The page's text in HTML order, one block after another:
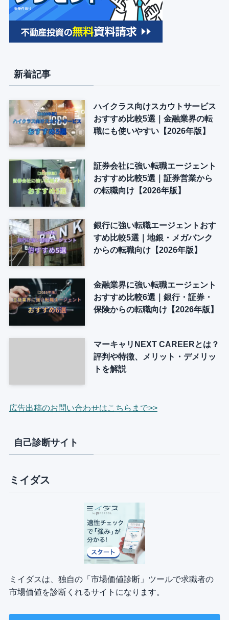
新着記事
ハイクラス向けスカウトサービス
おすすめ比較5選｜金融業界の転
職にも使いやすい【2026年版】
証券会社に強い転職エージェント
おすすめ比較5選｜証券営業から
の転職向け【2026年版】
銀行に強い転職エージェントおす
すめ比較5選｜地銀・メガバンク
からの転職向け【2026年版】
金融業界に強い転職エージェント
おすすめ比較6選｜銀行・証券・
保険からの転職向け【2026年版】
マーキャリNEXT CAREERとは？
評判や特徴、メリット・デメリッ
トを解説
広告出稿のお問い合わせはこちらまで>>
自己診断サイト
ミイダス
ミイダスは、独自の「市場価値診断」ツールで求職者の
市場価値を診断くれるサイトになります。